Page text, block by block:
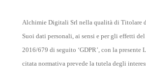
Alchimie Digitali Srl nella qualità di Titolare
Suoi dati personali, ai sensi e per gli effetti
2016/679 di seguito ‘GDPR’, con la presente
citata normativa prevede la tutela degli